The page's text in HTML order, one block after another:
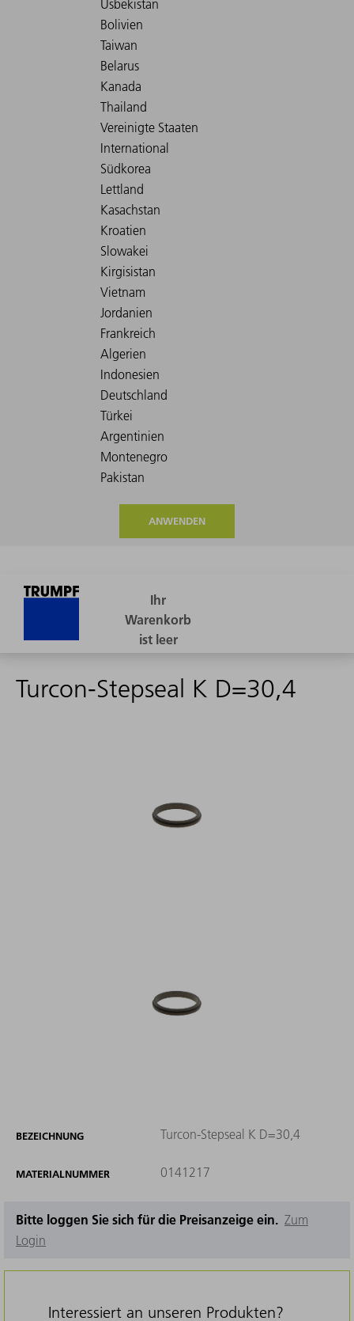
ANWENDEN
Turcon-Stepseal K D=30,4
BEZEICHNUNG Turcon-Stepseal K D=30,4
MATERIALNUMMER 0141217
Bitte loggen Sie sich für die Preisanzeige ein. Zum
Login
Interessiert an unseren Produkten?